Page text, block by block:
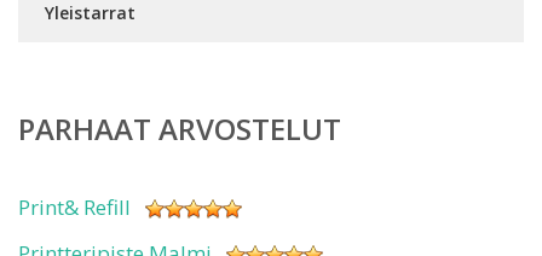
Yleistarrat
PARHAAT ARVOSTELUT
Print& Refill